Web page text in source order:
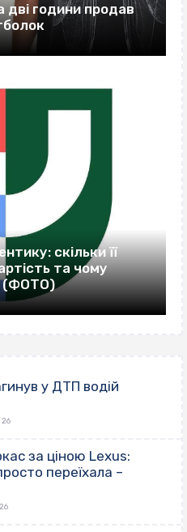
дві години продав
скільки її
та чому
(ФОТО)
у ДТП водій
за ціною Lexus:
переїхала –